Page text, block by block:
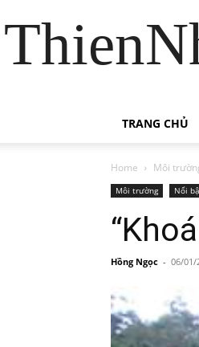
TRANG CHỦ
Home Môi
Môi trường Nổi
Hồng Ngọc - 06/01/